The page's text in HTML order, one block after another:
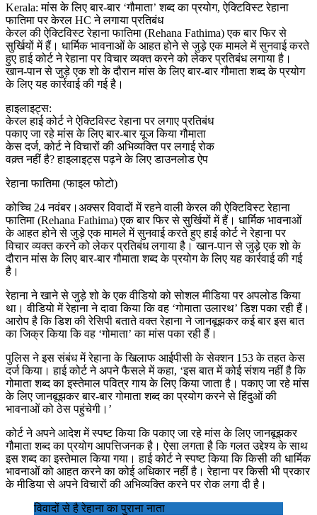
Kerala: मांस के लिए बार-बार ‘गौमाता’ शब्द का प्रयोग, ऐक्टिविस्ट रेहाना
फातिमा पर केरल HC ने लगाया प्रतिबंध
केरल की ऐक्टिविस्ट रेहाना फातिमा (Rehana Fathima) एक बार फिर से
सुर्खियों में हैं। धार्मिक भावनाओं के आहत होने से जुड़े एक मामले में सुनवाई करते
हुए हाई कोर्ट ने रेहाना पर विचार व्यक्त करने को लेकर प्रतिबंध लगाया है।
खान-पान से जुड़े एक शो के दौरान मांस के लिए बार-बार गौमाता शब्द के प्रयोग
के लिए यह कार्रवाई की गई है।
हाइलाइट्स:
केरल हाई कोर्ट ने ऐक्टिविस्ट रेहाना पर लगाए प्रतिबंध
पकाए जा रहे मांस के लिए बार-बार यूज किया गौमाता
केस दर्ज, कोर्ट ने विचारों की अभिव्यक्ति पर लगाई रोक
वक़्त नहीं है? हाइलाइट्स पढ़ने के लिए डाउनलोड ऐप
रेहाना फातिमा (फाइल फोटो)
कोच्चि 24 नवंबर।अक्सर विवादों में रहने वाली केरल की ऐक्टिविस्ट रेहाना
फातिमा (Rehana Fathima) एक बार फिर से सुर्खियों में हैं। धार्मिक भावनाओं
के आहत होने से जुड़े एक मामले में सुनवाई करते हुए हाई कोर्ट ने रेहाना पर
विचार व्यक्त करने को लेकर प्रतिबंध लगाया है। खान-पान से जुड़े एक शो के
दौरान मांस के लिए बार-बार गौमाता शब्द के प्रयोग के लिए यह कार्रवाई की गई
है।
रेहाना ने खाने से जुड़े शो के एक वीडियो को सोशल मीडिया पर अपलोड किया
था। वीडियो में रेहाना ने दावा किया कि वह ‘गोमाता उलारथ’ डिश पका रही हैं।
आरोप है कि डिश की रेसिपी बताते वक्त रेहाना ने जानबूझकर कई बार इस बात
का जिक्र किया कि वह ‘गोमाता’ का मांस पका रही हैं।
पुलिस ने इस संबंध में रेहाना के खिलाफ आईपीसी के सेक्शन 153 के तहत केस
दर्ज किया। हाई कोर्ट ने अपने फैसले में कहा, ‘इस बात में कोई संशय नहीं है कि
गोमाता शब्द का इस्तेमाल पवित्र गाय के लिए किया जाता है। पकाए जा रहे मांस
के लिए जानबूझकर बार-बार गोमाता शब्द का प्रयोग करने से हिंदुओं की
भावनाओं को ठेस पहुंचेगी।’
कोर्ट ने अपने आदेश में स्पष्ट किया कि पकाए जा रहे मांस के लिए जानबूझकर
गौमाता शब्द का प्रयोग आपत्तिजनक है। ऐसा लगता है कि गलत उद्देश्य के साथ
इस शब्द का इस्तेमाल किया गया। हाई कोर्ट ने स्पष्ट किया कि किसी की धार्मिक
भावनाओं को आहत करने का कोई अधिकार नहीं है। रेहाना पर किसी भी प्रकार
के मीडिया से अपने विचारों की अभिव्यक्ति करने पर रोक लगा दी है।
विवादों से है रेहाना का पुराना नाता